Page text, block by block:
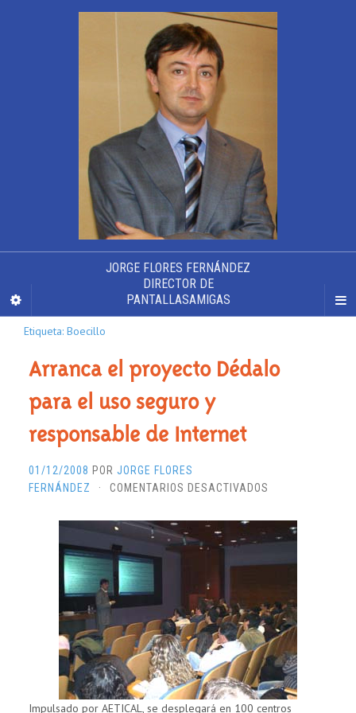
JORGE FLORES FERNÁNDEZ
DIRECTOR DE
PANTALLASAMIGAS
Etiqueta: Boecillo
Arranca el proyecto Dédalo
para el uso seguro y
responsable de Internet
01/12/2008 POR JORGE FLORES
FERNÁNDEZ
· COMENTARIOS DESACTIVADOS
EL
PROYECTO
USO
SEGURO
Y
RESPONSABLE
DE
INTERNET
Impulsado por AETICAL, se desplegará en 100 centros